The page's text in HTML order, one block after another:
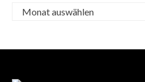
Archiv